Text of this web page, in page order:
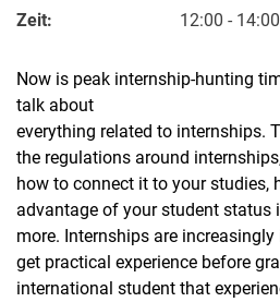
Zeit:
12:00 -
Now is peak internship-hunting
talk about
everything related to internships.
the regulations around
how to connect it to your studies,
advantage of your student status
more. Internships are
get practical experience before
international student that